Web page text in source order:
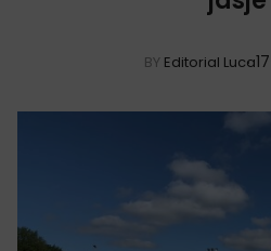
BY Editorial Luca